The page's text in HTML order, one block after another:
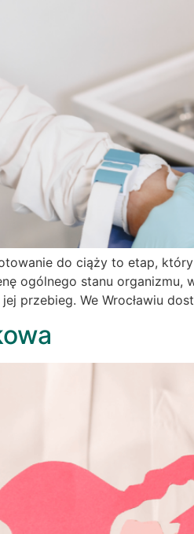
do ciąży to etap,
ogólnego stanu
przebieg. We Wrocławiu